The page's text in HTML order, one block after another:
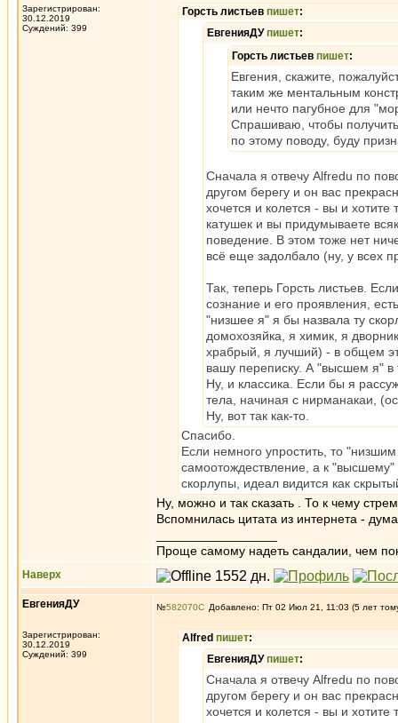
Зарегистрирован:
30.12.2019
Суждений: 399
Горсть листьев пишет:
ЕвгенияДУпишет:
Горсть листьев пишет:
Евгения, скажите,
таким же ментальным
или нечто пагубное для
Спрашиваю, чтобы
по этому поводу, буду
Сначала я отвечу Alfredu по
другом берегу и он вас
хочется и колется - вы и
катушек и вы придумываете
поведение. В этом тоже нет
всё еще задолбало (ну, у всех
Так, теперь Горсть листьев.
сознание и его проявления,
"низшее я" я бы назвала ту
домохозяйка, я химик, я
храбрый, я лучший) - в общем
вашу переписку. А "высшем я" в
Ну, и классика. Если бы я
тела, начиная с нирманакаи,
Ну, вот так как-то.
Спасибо.
Если немного упростить, то
самоотождествление, а к "высшему"
скорлупы, идеал видится как
Ну, можно и так сказать . То к чему
Вспомнилась цитата из интернета -
Проще самому надеть сандалии, чем
Наверх
ЕвгенияДУ
Зарегистрирован:
30.12.2019
Суждений: 399
№582070 Добавлено: Пт 02 Июл 21, 11:03 (5 лет
Alfred пишет:
ЕвгенияДУпишет:
Сначала я отвечу Alfredu по
другом берегу и он вас
хочется и колется - вы и